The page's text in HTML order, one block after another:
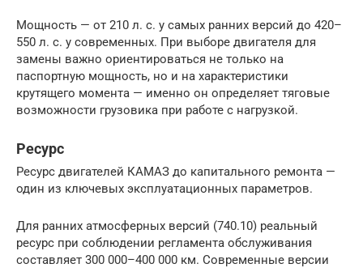
Мощность — от 210 л. с. у самых ранних версий до 420–
550 л. с. у современных. При выборе двигателя для
замены важно ориентироваться не только на
паспортную мощность, но и на характеристики
крутящего момента — именно он определяет тяговые
возможности грузовика при работе с нагрузкой.
Ресурс
Ресурс двигателей КАМАЗ до капитального ремонта —
один из ключевых эксплуатационных параметров.
Для ранних атмосферных версий (740.10) реальный
ресурс при соблюдении регламента обслуживания
составляет 300 000–400 000 км. Современные версии